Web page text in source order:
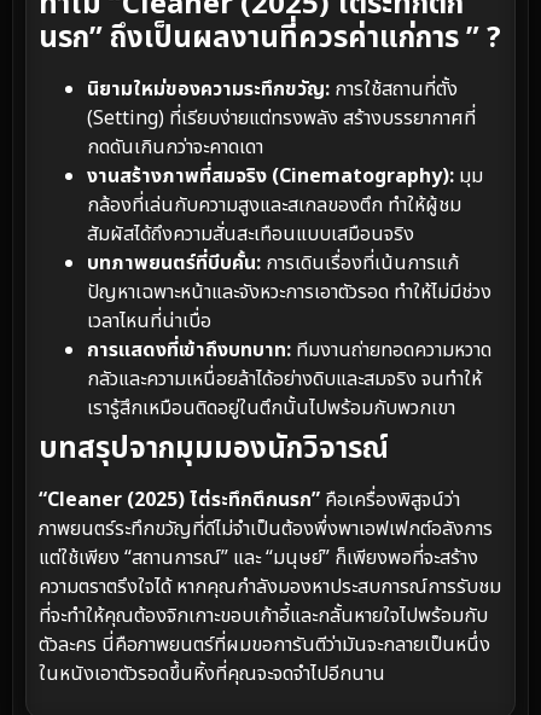
นรก” ถึงเป็นผลงานที่ควรค่าแก่การ ” ?
นิยามใหม่ของความระทึกขวัญ: การใช้สถานที่ตั้ง
(Setting) ที่เรียบง่ายแต่ทรงพลัง สร้างบรรยากาศที่
กดดันเกินกว่าจะคาดเดา
งานสร้างภาพที่สมจริง (Cinematography): มุม
กล้องที่เล่นกับความสูงและสเกลของตึก ทำให้ผู้ชม
สัมผัสได้ถึงความสั่นสะเทือนแบบเสมือนจริง
บทภาพยนตร์ที่บีบคั้น: การเดินเรื่องที่เน้นการแก้
ปัญหาเฉพาะหน้าและจังหวะการเอาตัวรอด ทำให้ไม่มีช่วง
เวลาไหนที่น่าเบื่อ
การแสดงที่เข้าถึงบทบาท: ทีมงานถ่ายทอดความหวาด
กลัวและความเหนื่อยล้าได้อย่างดิบและสมจริง จนทำให้
เรารู้สึกเหมือนติดอยู่ในตึกนั้นไปพร้อมกับพวกเขา
บทสรุปจากมุมมองนักวิจารณ์
“Cleaner (2025) ไต่ระทึกตึกนรก” คือเครื่องพิสูจน์ว่า
ภาพยนตร์ระทึกขวัญที่ดีไม่จำเป็นต้องพึ่งพาเอฟเฟกต์อลังการ
แต่ใช้เพียง “สถานการณ์” และ “มนุษย์” ก็เพียงพอที่จะสร้าง
ความตราตรึงใจได้ หากคุณกำลังมองหาประสบการณ์การรับชม
ที่จะทำให้คุณต้องจิกเกาะขอบเก้าอี้และกลั้นหายใจไปพร้อมกับ
ตัวละคร นี่คือภาพยนตร์ที่ผมขอการันตีว่ามันจะกลายเป็นหนึ่ง
ในหนังเอาตัวรอดขึ้นหิ้งที่คุณจะจดจำไปอีกนาน